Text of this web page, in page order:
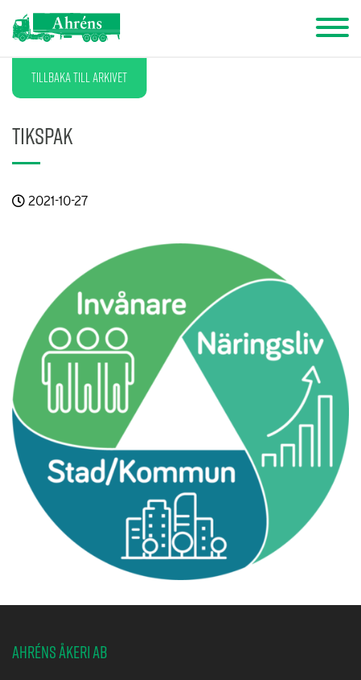
Tillbaka till arkivet
TiksPak
2021-10-27
Ahréns Åkeri AB